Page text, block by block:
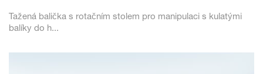
Tažená balička s rotačním stolem pro manipulaci s kulatými
balíky do h...